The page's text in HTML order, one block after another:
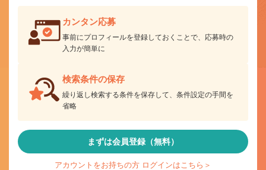
カンタン応募
事前にプロフィールを登録しておくことで、応募時の
入力が簡単に
検索条件の保存
繰り返し検索する条件を保存して、条件設定の手間を
省略
まずは会員登録（無料）
アカウントをお持ちの方 ログインはこちら＞